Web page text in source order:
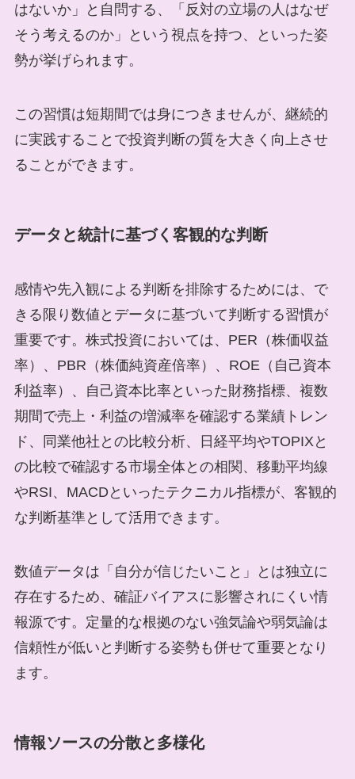
はないか」と自問する、「反対の立場の人はなぜ
そう考えるのか」という視点を持つ、といった姿
勢が挙げられます。
この習慣は短期間では身につきませんが、継続的
に実践することで投資判断の質を大きく向上させ
ることができます。
データと統計に基づく客観的な判断
感情や先入観による判断を排除するためには、で
きる限り数値とデータに基づいて判断する習慣が
重要です。株式投資においては、PER（株価収益
率）、PBR（株価純資産倍率）、ROE（自己資本
利益率）、自己資本比率といった財務指標、複数
期間で売上・利益の増減率を確認する業績トレン
ド、同業他社との比較分析、日経平均やTOPIXと
の比較で確認する市場全体との相関、移動平均線
やRSI、MACDといったテクニカル指標が、客観的
な判断基準として活用できます。
数値データは「自分が信じたいこと」とは独立に
存在するため、確証バイアスに影響されにくい情
報源です。定量的な根拠のない強気論や弱気論は
信頼性が低いと判断する姿勢も併せて重要となり
ます。
情報ソースの分散と多様化